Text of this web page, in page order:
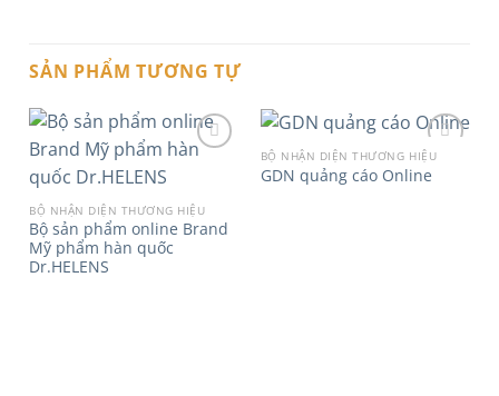
SẢN PHẨM TƯƠNG TỰ
Add to
wishlist
BỘ NHẬN DIỆN THƯƠNG HIỆU
Bộ sản phẩm online Brand
Mỹ phẩm hàn quốc
Dr.HELENS
BỘ NHẬN DIỆN THƯƠNG HIỆU
GDN quảng cáo Online